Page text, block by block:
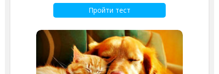
Пройти тест